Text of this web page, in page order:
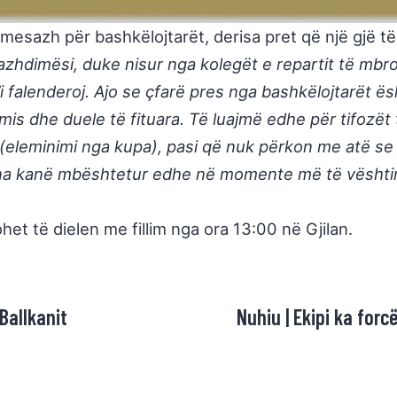
për bashkëlojtarët, derisa pret që një gjë
duke nisur nga kolegët e repartit të
Ajo se çfarë pres nga bashkëlojtarët
dhe duele të fituara. Të luajmë edhe për
nga kupa), pasi që nuk përkon me atë
kanë mbështetur edhe në momente më të
të dielen me fillim nga ora 13:00 në Gjilan.
Nuhiu | Ekipi ka